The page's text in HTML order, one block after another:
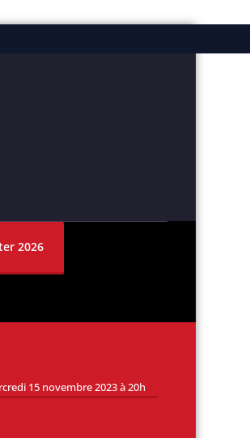
2026
15 novembre 2023 à 20h